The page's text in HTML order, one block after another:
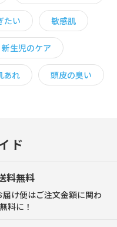
たい 敏感肌
新生児のケア
あれ 頭皮の臭い
ド
料無料
け便はご注文金額に関わ
料に！